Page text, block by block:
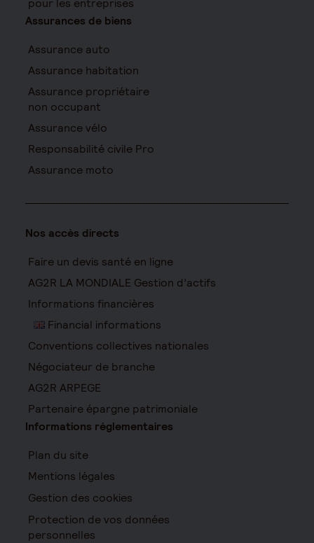
pour les entreprises
Assurances de biens
Assurance auto
Assurance habitation
Assurance propriétaire
non occupant
Assurance vélo
Responsabilité civile Pro
Assurance moto
Nos accès directs
Faire un devis santé en ligne
AG2R LA MONDIALE Gestion d’actifs
Informations financières
Financial informations
Conventions collectives nationales
Négociateur de branche
AG2R ARPEGE
Partenaire épargne patrimoniale
Informations réglementaires
Plan du site
Mentions légales
Gestion des cookies
Protection de vos données
personnelles